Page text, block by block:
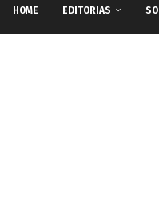
HOME EDITORIAS